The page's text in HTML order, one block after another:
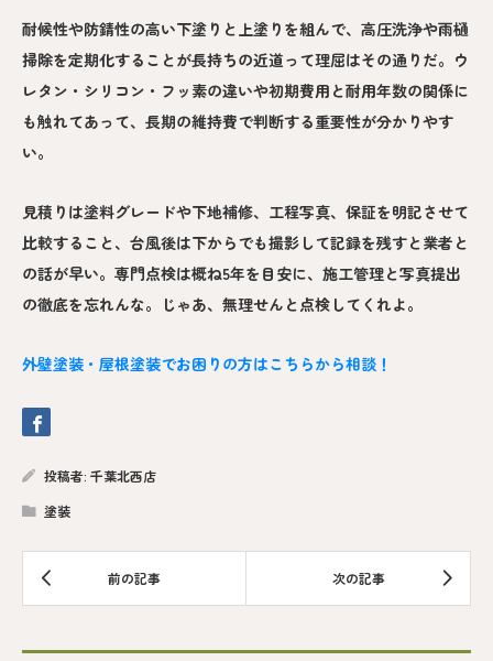
耐候性や防錆性の高い下塗りと上塗りを組んで、高圧洗浄や雨樋
掃除を定期化することが長持ちの近道って理屈はその通りだ。ウ
レタン・シリコン・フッ素の違いや初期費用と耐用年数の関係に
も触れてあって、長期の維持費で判断する重要性が分かりやす
い。
見積りは塗料グレードや下地補修、工程写真、保証を明記させて
比較すること、台風後は下からでも撮影して記録を残すと業者と
の話が早い。専門点検は概ね5年を目安に、施工管理と写真提出
の徹底を忘れんな。じゃあ、無理せんと点検してくれよ。
外壁塗装・屋根塗装でお困りの方はこちらから相談！
投稿者: 千葉北西店
塗装